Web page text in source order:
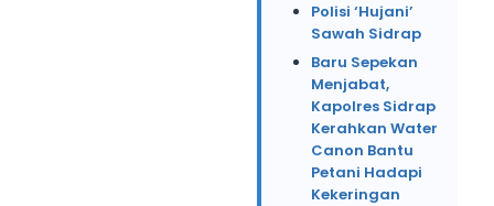
Polisi ‘Hujani’
Sawah Sidrap
Baru Sepekan
Menjabat,
Kapolres Sidrap
Kerahkan Water
Canon Bantu
Petani Hadapi
Kekeringan